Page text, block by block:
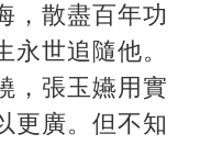
，散盡百年功
永世追隨他。
，張玉嬿用實
更廣。但不知